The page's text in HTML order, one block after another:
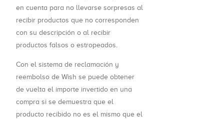
en cuenta para no llevarse sorpresas al
recibir productos que no corresponden
con su descripción o al recibir
productos falsos o estropeados.
Con el sistema de reclamación y
reembolso de Wish se puede obtener
de vuelta el importe invertido en una
compra si se demuestra que el
producto recibido no es el mismo que el